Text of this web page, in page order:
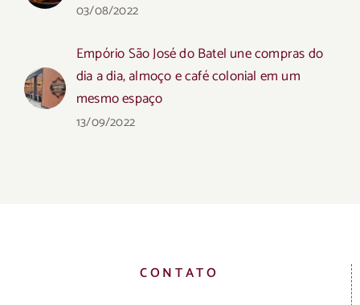
03/08/2022
Empório São José do Batel une compras do
dia a dia, almoço e café colonial em um
mesmo espaço
13/09/2022
CONTATO